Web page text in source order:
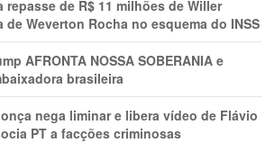
repasse de R$ 11 milhões de Willer
de Weverton Rocha no esquema do INSS
AFRONTA NOSSA SOBERANIA e
brasileira
nega liminar e libera vídeo de Flávio
PT a facções criminosas